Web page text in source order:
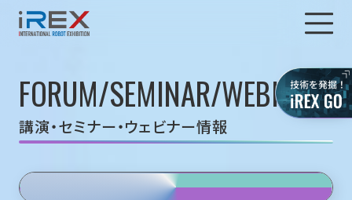
FORUM/SEMINAR/WEBINAR
講演・セミナー・ウェビナー情報